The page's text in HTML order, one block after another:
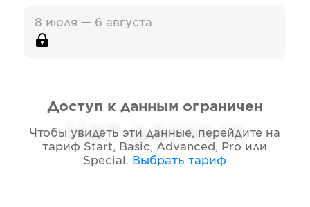
8 июля — 6 августа
Нет данных
Доступ к данным ограничен
Чтобы увидеть эти данные, перейдите на
тариф Start, Basic, Advanced, Pro или
Special . Выбрать тариф